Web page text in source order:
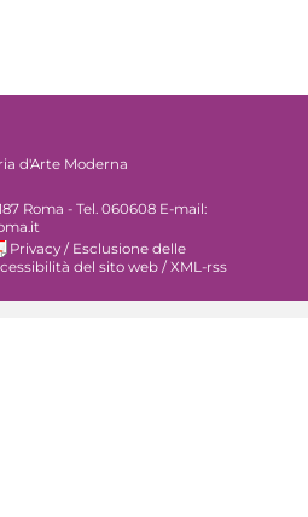
d'Arte Moderna
Roma - Tel. 060608 E-mail:
Privacy / Esclusione delle
del sito web /XML-rss